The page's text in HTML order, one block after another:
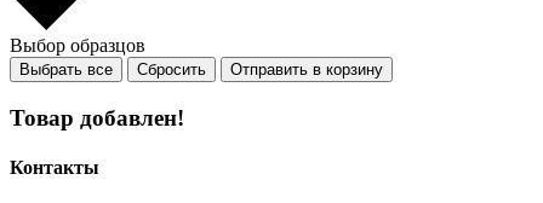
Выбор образцов
Выбрать все Сбросить Отправить в корзину
Товар добавлен!
Контакты